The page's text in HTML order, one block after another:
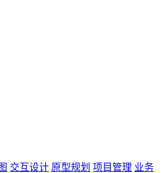
交互设计 原型规划 项目管理 业务